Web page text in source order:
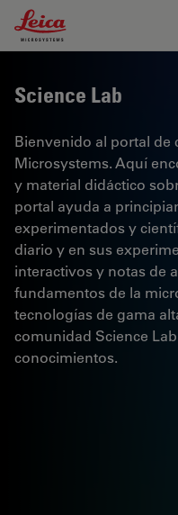
Leica Microsystems Logo
Science Lab
Bienvenido al portal de
Microsystems. Aquí
y material didáctico
portal ayuda a
experimentados y
diario y en sus
interactivos y notas de
fundamentos de la
tecnologías de gama
comunidad Science
conocimientos.